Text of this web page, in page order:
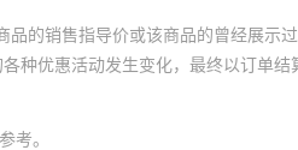
的销售指导价或该商品的曾经展示
优惠活动发生变化，最终以订单结
考。